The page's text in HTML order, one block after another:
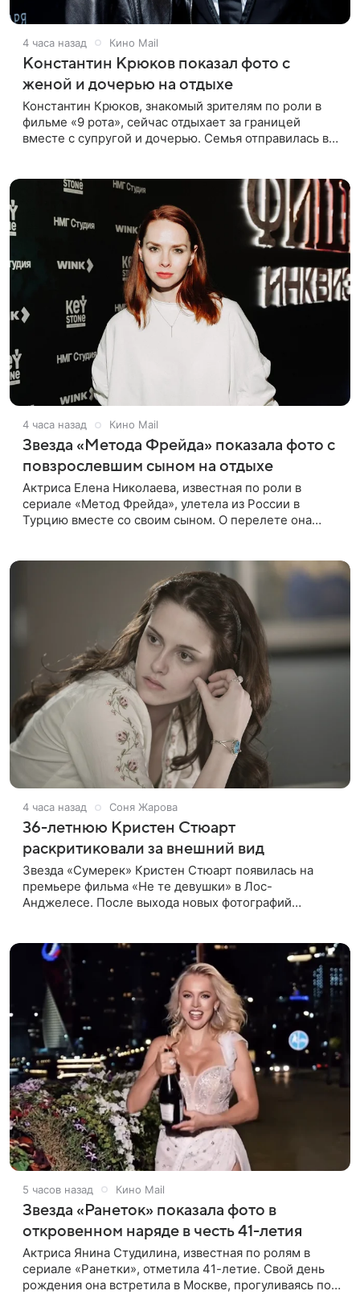
4 часа назад Кино Mail
Константин Крюков показал фото с
женой и дочерью на отдыхе
Константин Крюков, знакомый зрителям по роли в
фильме «9 рота», сейчас отдыхает за границей
вместе с супругой и дочерью. Семья отправилась в
4 часа назад Кино Mail
Звезда «Метода Фрейда» показала фото с
повзрослевшим сыном на отдыхе
Актриса Елена Николаева, известная по роли в
сериале «Метод Фрейда», улетела из России в
Турцию вместе со своим сыном. О перелете она
4 часа назад Соня Жарова
36-летнюю Кристен Стюарт
раскритиковали за внешний вид
Звезда «Сумерек» Кристен Стюарт появилась на
премьере фильма «Не те девушки» в Лос-
Анджелесе. После выхода новых фотографий
5 часов назад Кино Mail
Звезда «Ранеток» показала фото в
откровенном наряде в честь 41-летия
Актриса Янина Студилина, известная по ролям в
сериале «Ранетки», отметила 41-летие. Свой день
рождения она встретила в Москве, прогуливаясь по